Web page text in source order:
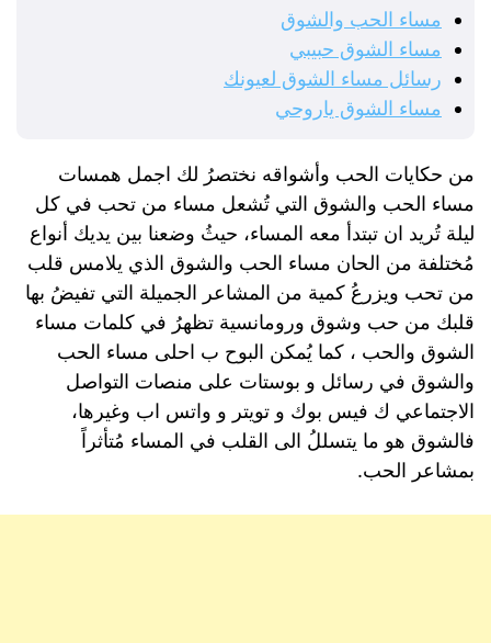
مساء الحب والشوق
مساء الشوق حبيبي
رسائل مساء الشوق لعيونك
مساء الشوق ياروحي
من حكايات الحب وأشواقه نختصرُ لك اجمل همسات
مساء الحب والشوق التي تُشعل مساء من تحب في كل
ليلة تُريد ان تبتدأ معه المساء، حيثُ وضعنا بين يديك أنواع
مُختلفة من الحان مساء الحب والشوق الذي يلامس قلب
من تحب ويزرعُ كمية من المشاعر الجميلة التي تفيضُ بها
قلبك من حب وشوق ورومانسية تظهرُ في كلمات مساء
الشوق والحب ، كما يُمكن البوح ب احلى مساء الحب
والشوق في رسائل و بوستات على منصات التواصل
الاجتماعي ك فيس بوك و تويتر و واتس اب وغيرها،
فالشوق هو ما يتسللُ الى القلب في المساء مُتأثراً
بمشاعر الحب.